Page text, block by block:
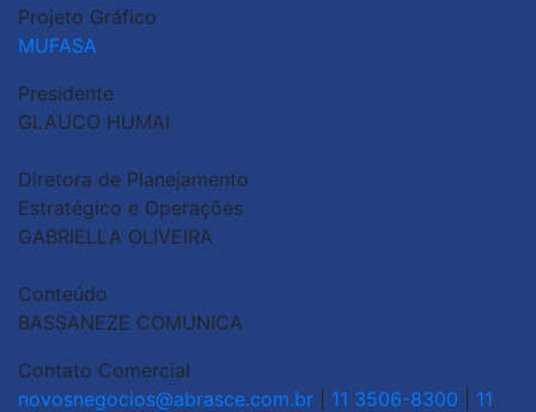
Projeto Gráfico
MUFASA
Presidente
GLAUCO HUMAI
Diretora de Planejamento
Estratégico e Operações
GABRIELLA OLIVEIRA
Conteúdo
BASSANEZE COMUNICA
Contato Comercial
novosnegocios@abrasce.com.br
11 3506-8300
11